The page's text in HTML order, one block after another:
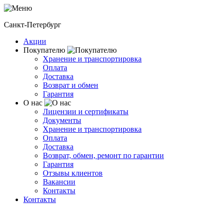
Санкт-Петербург
Акции
Покупателю
Хранение и транспортировка
Оплата
Доставка
Возврат и обмен
Гарантия
О нас
Лицензии и сертификаты
Документы
Хранение и транспортировка
Оплата
Доставка
Возврат, обмен, ремонт по гарантии
Гарантия
Отзывы клиентов
Вакансии
Контакты
Контакты